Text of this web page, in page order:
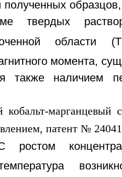
полученных
твердых
области
момента,
также наличием